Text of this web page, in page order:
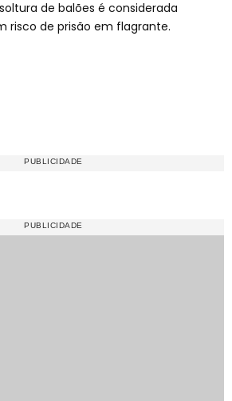
de balões é considerada
risco de prisão em flagrante.